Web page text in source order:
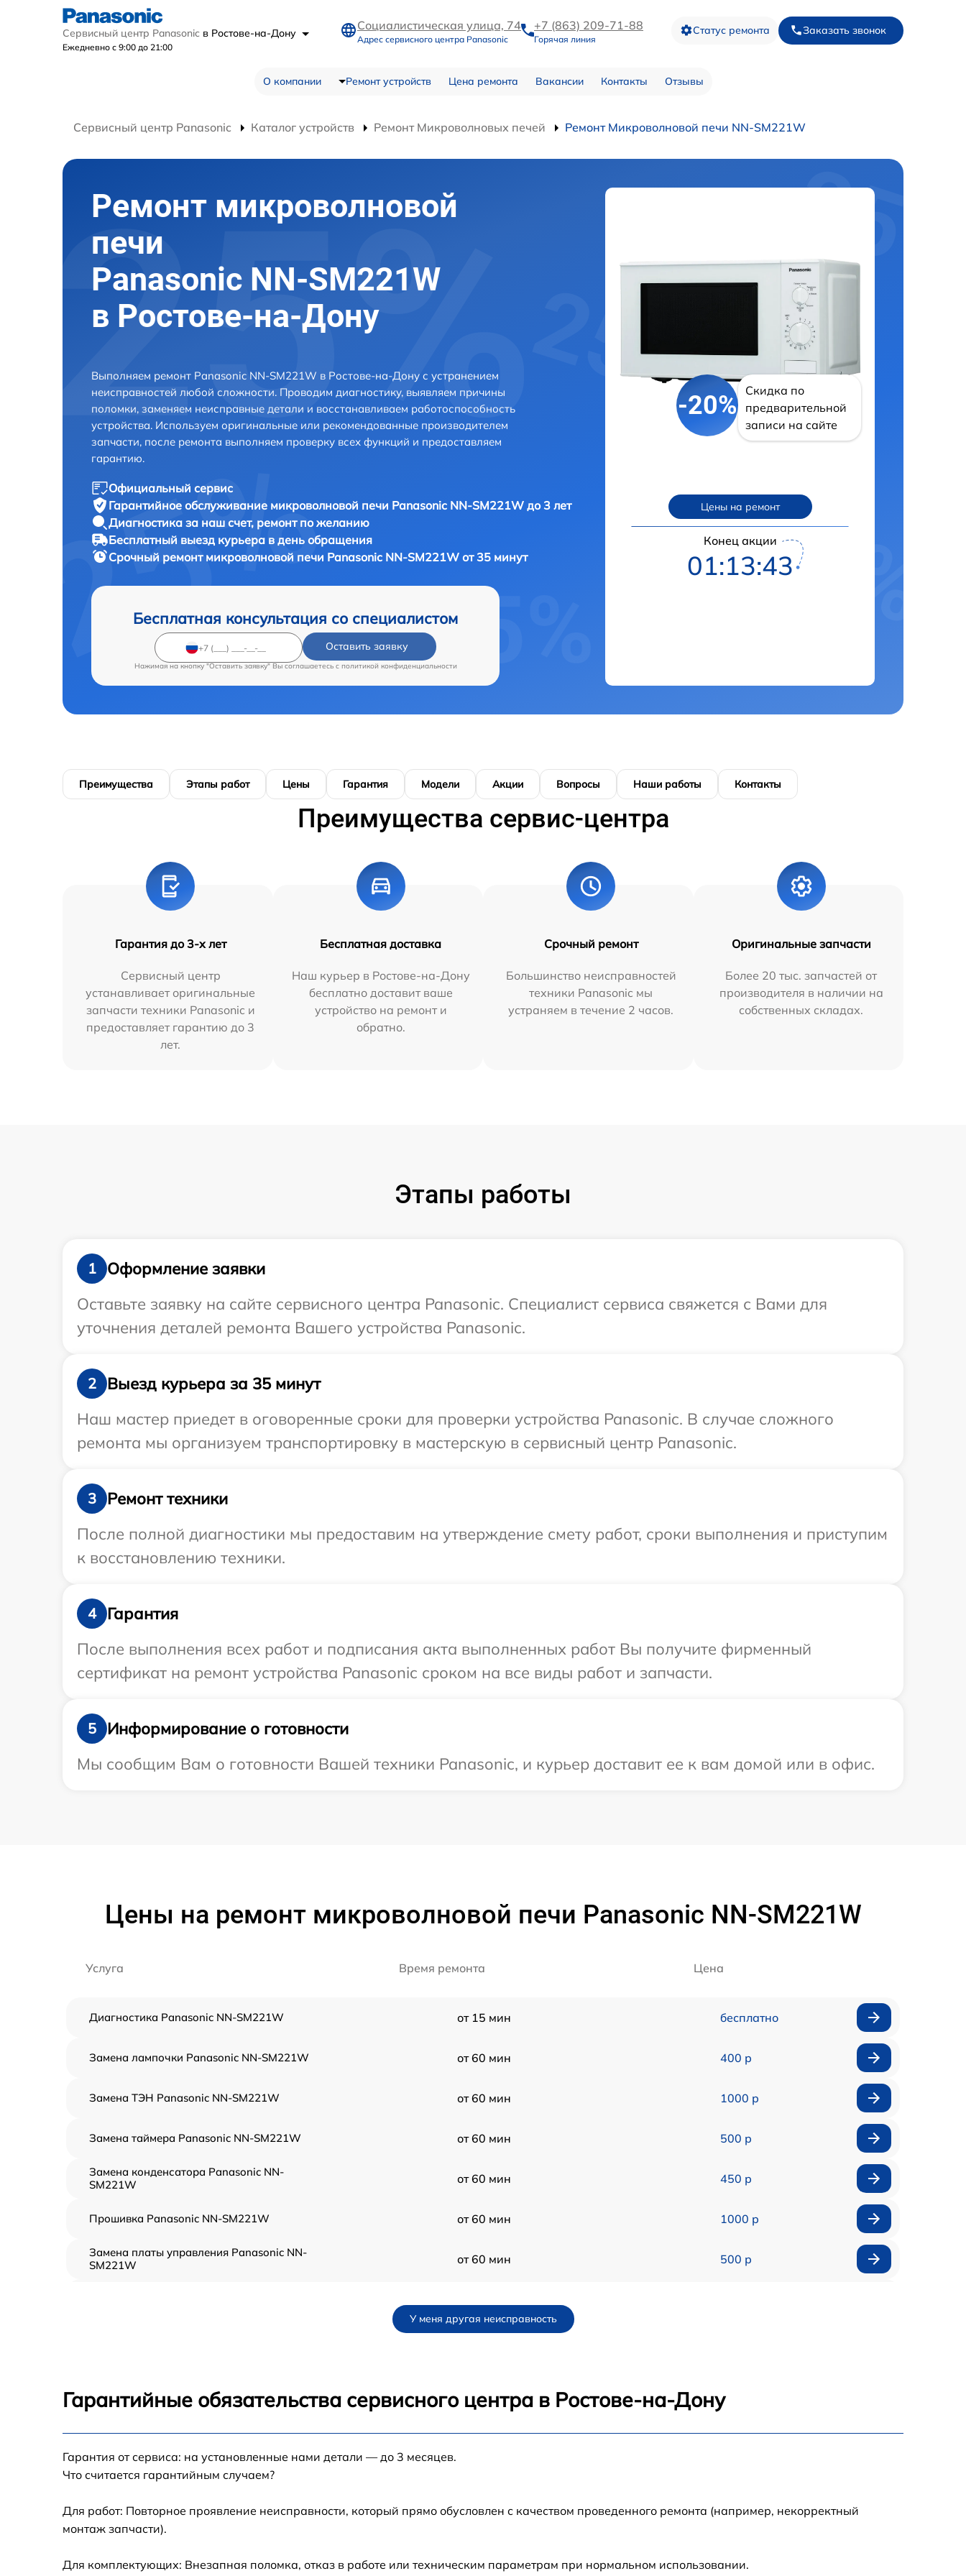
Сервисный центр Panasonic в Ростове-на-Дону
Ежедневно с 9:00 до 21:00
Социалистическая улица, 74
Адрес сервисного центра Panasonic
+7 (863) 209-71-88
Горячая линия
Статус ремонта Заказать звонок
О компании Ремонт устройств Цена ремонта Вакансии Контакты Отзывы
Сервисный центр Panasonic Каталог устройств Ремонт Микроволновых печей Ремонт Микроволновой печи NN-SM221W
Ремонт микроволновой
печи
Panasonic NN-SM221W
в Ростове-на-Дону
Выполняем ремонт Panasonic NN-SM221W в Ростове-на-Дону с устранением
неисправностей любой сложности. Проводим диагностику, выявляем причины
поломки, заменяем неисправные детали и восстанавливаем работоспособность
устройства. Используем оригинальные или рекомендованные производителем
запчасти, после ремонта выполняем проверку всех функций и предоставляем
гарантию.
Официальный сервис
Гарантийное обслуживание микроволновой печи Panasonic NN-SM221W до 3 лет
Диагностика за наш счет, ремонт по желанию
Бесплатный выезд курьера в день обращения
Срочный ремонт микроволновой печи Panasonic NN-SM221W от 35 минут
Бесплатная консультация со специалистом
Оставить заявку
Нажимая на кнопку "Оставить заявку" Вы соглашаетесь c политикой конфиденциальности
-20%
Скидка по
предварительной
записи на сайте
Цены на ремонт
Конец акции
01:13:42
Преимущества Этапы работ Цены Гарантия Модели Акции Вопросы Наши работы Контакты
Преимущества сервис-центра
Гарантия до 3-х лет
Сервисный центр
устанавливает оригинальные
запчасти техники Panasonic и
предоставляет гарантию до 3
лет.
Бесплатная доставка
Наш курьер в Ростове-на-Дону
бесплатно доставит ваше
устройство на ремонт и
обратно.
Срочный ремонт
Большинство неисправностей
техники Panasonic мы
устраняем в течение 2 часов.
Оригинальные запчасти
Более 20 тыс. запчастей от
производителя в наличии на
собственных складах.
Этапы работы
1
Оформление заявки
Оставьте заявку на сайте сервисного центра Panasonic. Специалист сервиса свяжется с Вами для
уточнения деталей ремонта Вашего устройства Panasonic.
2
Выезд курьера за 35 минут
Наш мастер приедет в оговоренные сроки для проверки устройства Panasonic. В случае сложного
ремонта мы организуем транспортировку в мастерскую в сервисный центр Panasonic.
3
Ремонт техники
После полной диагностики мы предоставим на утверждение смету работ, сроки выполнения и приступим
к восстановлению техники.
4
Гарантия
После выполнения всех работ и подписания акта выполненных работ Вы получите фирменный
сертификат на ремонт устройства Panasonic сроком на все виды работ и запчасти.
5
Информирование о готовности
Мы сообщим Вам о готовности Вашей техники Panasonic, и курьер доставит ее к вам домой или в офис.
Цены на ремонт микроволновой печи Panasonic NN-SM221W
Услуга Время ремонта Цена
Диагностика Panasonic NN-SM221W от 15 мин бесплатно
Замена лампочки Panasonic NN-SM221W от 60 мин 400 р
Замена ТЭН Panasonic NN-SM221W от 60 мин 1000 р
Замена таймера Panasonic NN-SM221W от 60 мин 500 р
Замена конденсатора Panasonic NN-
SM221W
от 60 мин 450 р
Прошивка Panasonic NN-SM221W от 60 мин 1000 р
Замена платы управления Panasonic NN-
SM221W
от 60 мин 500 р
Ремонт волновода Panasonic NN-SM221W
NN-SM221W
Замена блока управления Panasonic NN-
У меня другая неисправность
Гарантийные обязательства сервисного центра в Ростове-на-Дону
Гарантия от сервиса: на установленные нами детали — до 3 месяцев.
Что считается гарантийным случаем?
Для работ: Повторное проявление неисправности, который прямо обусловлен с качеством проведенного ремонта (например, некорректный
монтаж запчасти).
Для комплектующих: Внезапная поломка, отказ в работе или техническим параметрам при нормальном использовании.